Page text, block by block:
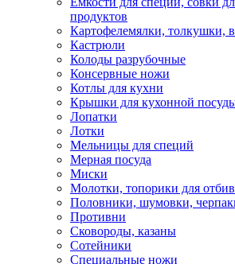
продуктов
Картофелемялки, толкушки,
Кастрюли
Колоды разрубочные
Консервные ножи
Котлы для кухни
Крышки для кухонной
Лопатки
Лотки
Мельницы для специй
Мерная посуда
Миски
Молотки, топорики для
Половники, шумовки,
Противни
Сковороды, казаны
Сотейники
Специальные ножи